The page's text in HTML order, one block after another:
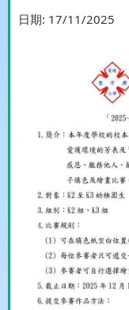
日期: 17/11/2025